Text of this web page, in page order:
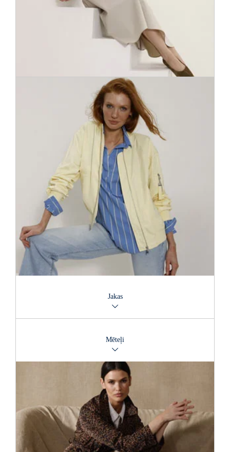
Gaisīgus un sievišķīgus svārkus var daudzveidīgi kombinēt un
pieskaņot dažādiem gadījumiem un sezonām. Piedāvājam gan
klasiskos siluetus, gan aktuālās stila tendences plašā
Jakas
paust modes vēstījumu. Ar piemērotu jaku jūs varēsiet spītēt
visiem laikapstākļiem un vienlaikus atstāt iespaidu. Mūsu
modeļiem līdz pat siltām, komfortablām jakām.
Mēteļi